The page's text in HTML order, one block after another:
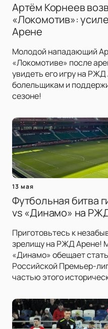
Артём Корнеев
«Локомотив»:
Арене
Молодой нападающий
«Локомотиве» после
увидеть его игру на
болельщикам и
сезоне!
13 мая
Футбольная битва
vs «Динамо» на
Приготовьтесь к
зрелищу на РЖД Арене!
«Динамо» обещает
Российской Премьер-
частью этого